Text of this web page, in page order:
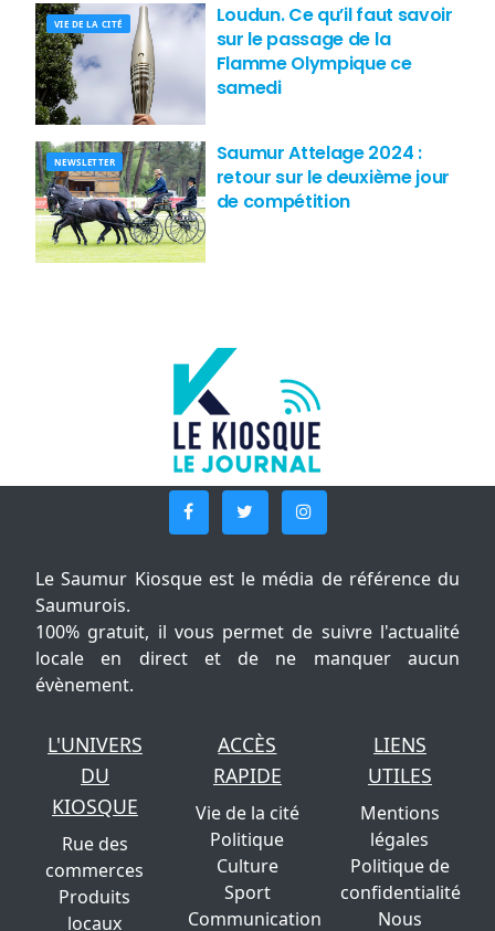
VIE DE LA CITÉ
Loudun. Ce qu’il faut savoir
sur le passage de la
Flamme Olympique ce
samedi
NEWSLETTER
Saumur Attelage 2024 :
retour sur le deuxième jour
de compétition
Le Saumur Kiosque est le média de référence du
Saumurois.
100% gratuit, il vous permet de suivre l'actualité
locale en direct et de ne manquer aucun
évènement.
L'UNIVERS
DU
KIOSQUE
Rue des
commerces
Produits
locaux
ACCÈS
RAPIDE
Vie de la cité
Politique
Culture
Sport
Communication
LIENS
UTILES
Mentions
légales
Politique de
confidentialité
Nous